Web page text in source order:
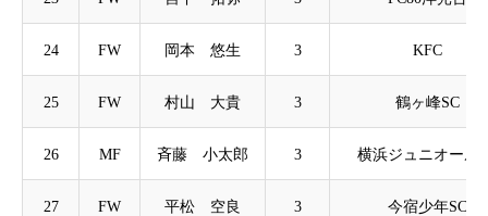
24 FW 岡本 悠生 3 KFC
25 FW 村山 大貴 3 鶴ヶ峰SC
26 MF 斉藤 小太郎 3 横浜ジュニオール
27 FW 平松 空良 3 今宿少年SC